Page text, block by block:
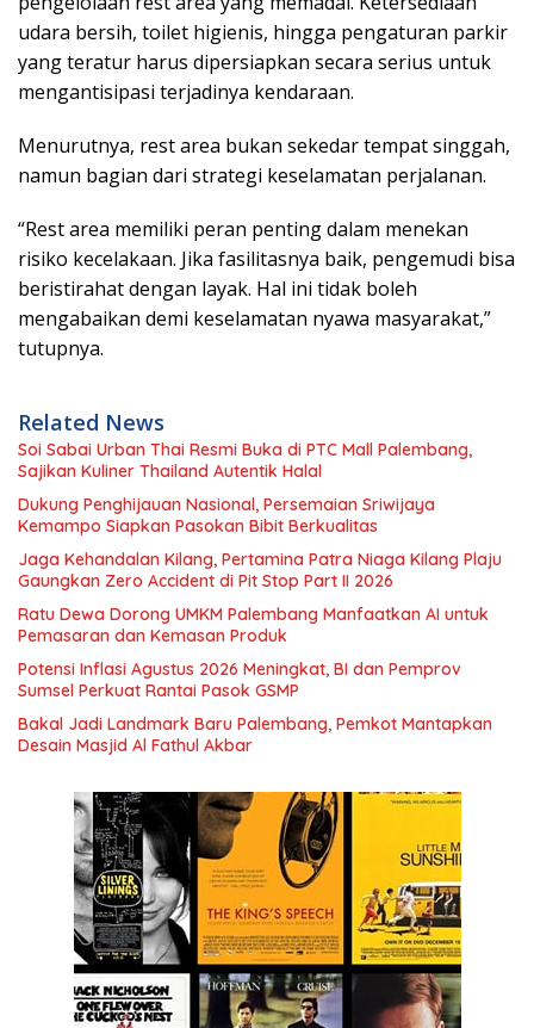
udara bersih, toilet higienis, hingga pengaturan parkir
yang teratur harus dipersiapkan secara serius untuk
mengantisipasi terjadinya kendaraan.
Menurutnya, rest area bukan sekedar tempat singgah,
namun bagian dari strategi keselamatan perjalanan.
“Rest area memiliki peran penting dalam menekan
risiko kecelakaan. Jika fasilitasnya baik, pengemudi bisa
beristirahat dengan layak. Hal ini tidak boleh
mengabaikan demi keselamatan nyawa masyarakat,”
tutupnya.
Related News
Soi Sabai Urban Thai Resmi Buka di PTC Mall Palembang,
Sajikan Kuliner Thailand Autentik Halal
Dukung Penghijauan Nasional, Persemaian Sriwijaya
Kemampo Siapkan Pasokan Bibit Berkualitas
Jaga Kehandalan Kilang, Pertamina Patra Niaga Kilang Plaju
Gaungkan Zero Accident di Pit Stop Part II 2026
Ratu Dewa Dorong UMKM Palembang Manfaatkan AI untuk
Pemasaran dan Kemasan Produk
Potensi Inflasi Agustus 2026 Meningkat, BI dan Pemprov
Sumsel Perkuat Rantai Pasok GSMP
Bakal Jadi Landmark Baru Palembang, Pemkot Mantapkan
Desain Masjid Al Fathul Akbar